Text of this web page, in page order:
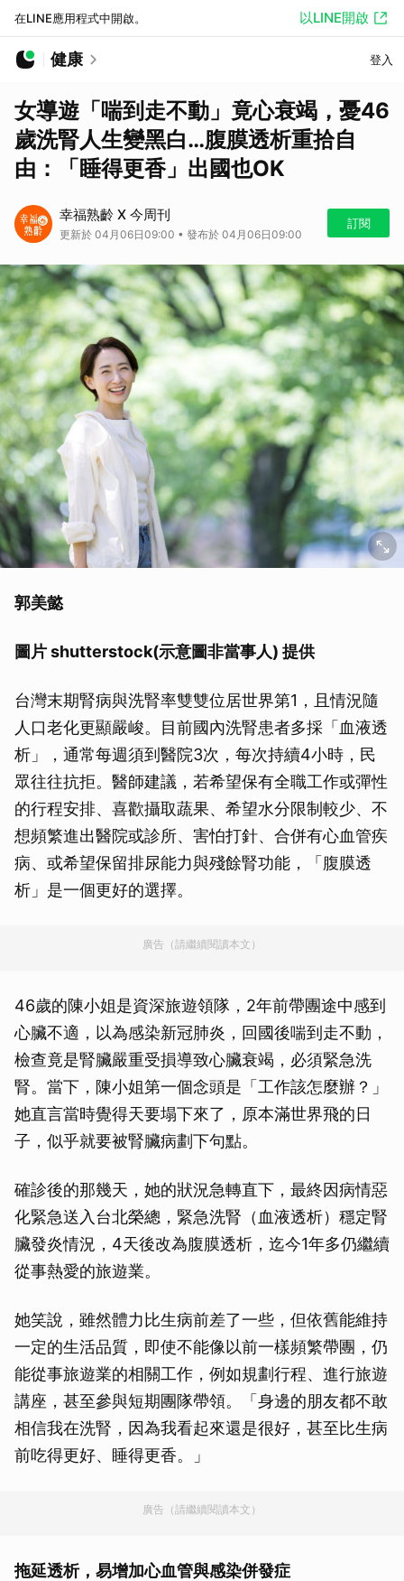
在LINE應用程式中開啟。 以LINE開啟
健康 登入
女導遊「喘到走不動」竟心衰竭，憂46
歲洗腎人生變黑白…腹膜透析重拾自
由：「睡得更香」出國也OK
幸福熟齡 X 今周刊
更新於 04月06日09:00 • 發布於 04月06日09:00
訂閱
郭美懿
圖片 shutterstock(示意圖非當事人) 提供
台灣末期腎病與洗腎率雙雙位居世界第1，且情況隨
人口老化更顯嚴峻。目前國內洗腎患者多採「血液透
析」，通常每週須到醫院3次，每次持續4小時，民
眾往往抗拒。醫師建議，若希望保有全職工作或彈性
的行程安排、喜歡攝取蔬果、希望水分限制較少、不
想頻繁進出醫院或診所、害怕打針、合併有心血管疾
病、或希望保留排尿能力與殘餘腎功能，「腹膜透
析」是一個更好的選擇。
廣告（請繼續閱讀本文）
46歲的陳小姐是資深旅遊領隊，2年前帶團途中感到
心臟不適，以為感染新冠肺炎，回國後喘到走不動，
檢查竟是腎臟嚴重受損導致心臟衰竭，必須緊急洗
腎。當下，陳小姐第一個念頭是「工作該怎麼辦？」
她直言當時覺得天要塌下來了，原本滿世界飛的日
子，似乎就要被腎臟病劃下句點。
確診後的那幾天，她的狀況急轉直下，最終因病情惡
化緊急送入台北榮總，緊急洗腎（血液透析）穩定腎
臟發炎情況，4天後改為腹膜透析，迄今1年多仍繼續
從事熱愛的旅遊業。
她笑說，雖然體力比生病前差了一些，但依舊能維持
一定的生活品質，即使不能像以前一樣頻繁帶團，仍
能從事旅遊業的相關工作，例如規劃行程、進行旅遊
講座，甚至參與短期團隊帶領。「身邊的朋友都不敢
相信我在洗腎，因為我看起來還是很好，甚至比生病
前吃得更好、睡得更香。」
廣告（請繼續閱讀本文）
拖延透析，易增加心血管與感染併發症